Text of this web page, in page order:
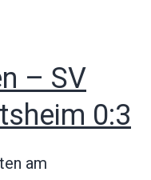
– SV
0:3
am